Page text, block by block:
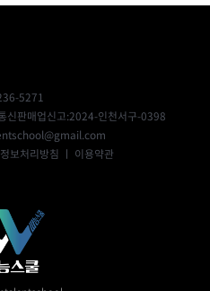
5271
신판매업신고:2024-인천서구-0398
보처리방침 ㅣ 이용약관